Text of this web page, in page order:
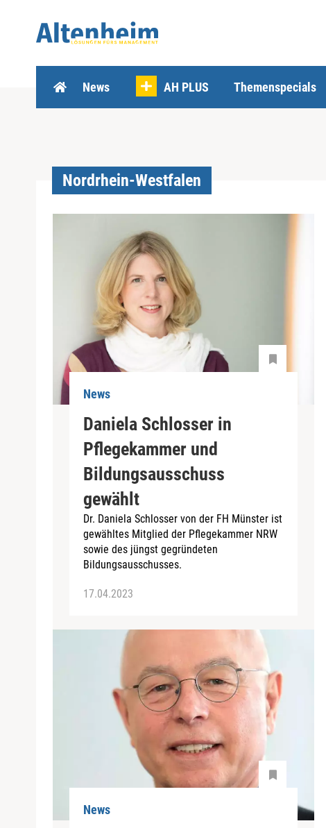
News AH PLUS Themenspecials
Nordrhein-Westfalen
News
Daniela Schlosser in
Pflegekammer und
Bildungsausschuss
gewählt
Dr. Daniela Schlosser von der FH Münster ist
gewähltes Mitglied der Pflegekammer NRW
sowie des jüngst gegründeten
Bildungsausschusses.
17.04.2023
News